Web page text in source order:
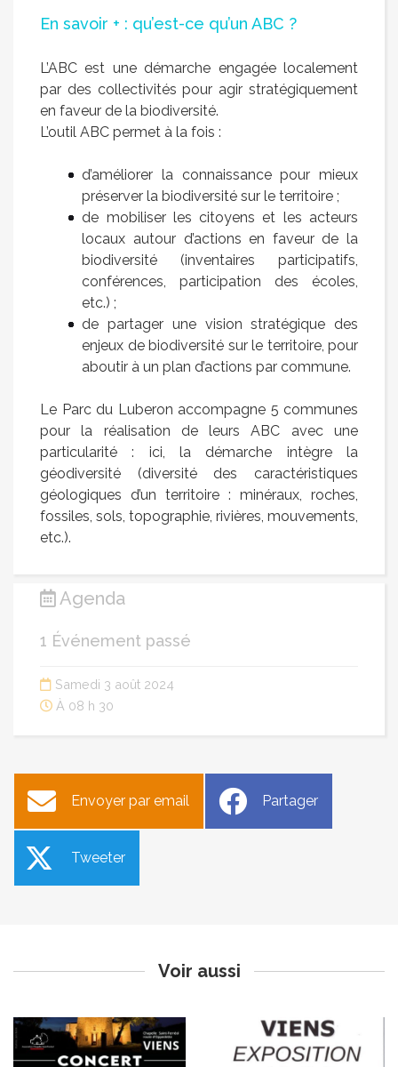
En savoir + : qu’est-ce qu’un ABC ?
L’ABC est une démarche engagée localement
par des collectivités pour agir stratégiquement
en faveur de la biodiversité.
L’outil ABC permet à la fois :
d’améliorer la connaissance pour mieux
préserver la biodiversité sur le territoire ;
de mobiliser les citoyens et les acteurs
locaux autour d’actions en faveur de la
biodiversité (inventaires participatifs,
conférences, participation des écoles,
etc.) ;
de partager une vision stratégique des
enjeux de biodiversité sur le territoire, pour
aboutir à un plan d’actions par commune.
Le Parc du Luberon accompagne 5 communes
pour la réalisation de leurs ABC avec une
particularité : ici, la démarche intègre la
géodiversité (diversité des caractéristiques
géologiques d’un territoire : minéraux, roches,
fossiles, sols, topographie, rivières, mouvements,
etc.).
Agenda
1 Événement passé
Samedi 3 août 2024
À 08 h 30
Envoyer par email Partager
Tweeter
Voir aussi